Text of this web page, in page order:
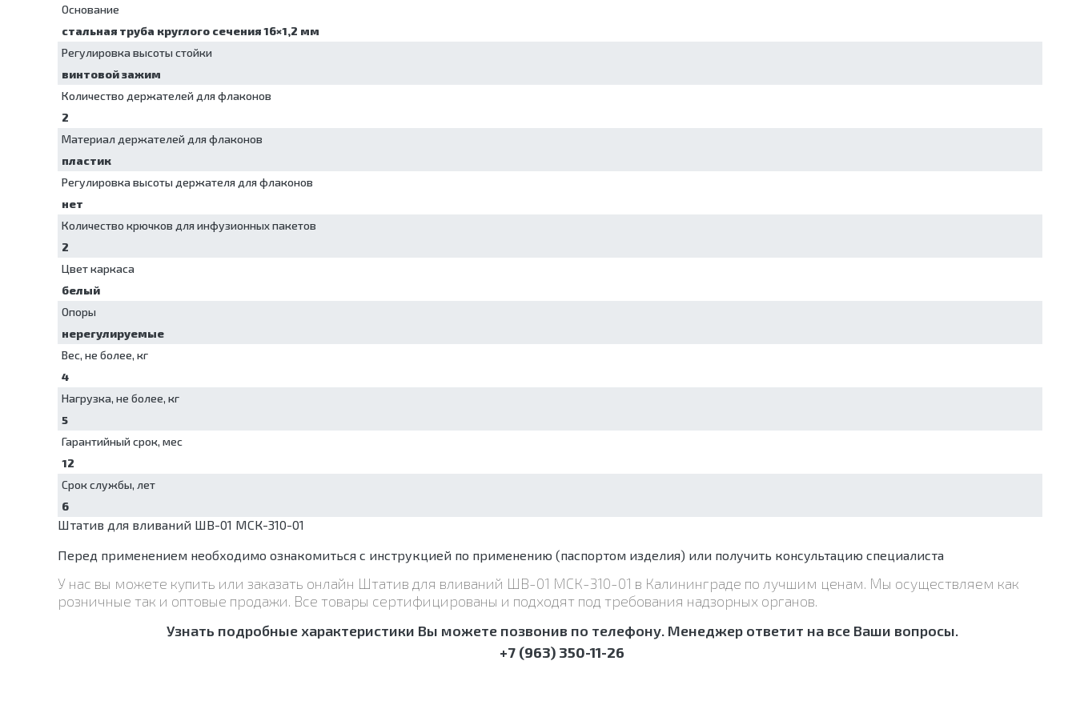
Основание
стальная труба круглого сечения 16×1,2 мм
Регулировка высоты стойки
винтовой зажим
Количество держателей для флаконов
2
Материал держателей для флаконов
пластик
Регулировка высоты держателя для флаконов
нет
Количество крючков для инфузионных пакетов
2
Цвет каркаса
белый
Опоры
нерегулируемые
Вес, не более, кг
4
Нагрузка, не более, кг
5
Гарантийный срок, мес
12
Срок службы, лет
6
Штатив для вливаний ШВ-01 МСК-310-01
Перед применением необходимо ознакомиться с инструкцией по применению (паспортом изделия) или получить консультацию специалиста
У нас вы можете купить или заказать онлайн Штатив для вливаний ШВ-01 МСК-310-01 в Калининграде по лучшим ценам. Мы осуществляем как
розничные так и оптовые продажи. Все товары сертифицированы и подходят под требования надзорных органов.
Узнать подробные характеристики Вы можете позвонив по телефону. Менеджер ответит на все Ваши вопросы.
+7 (963) 350-11-26